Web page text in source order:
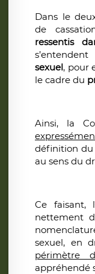
Dans le
de
ressentis
sexuel, pour
le cadre du
Ainsi, la
définition du
au sens du
Ce faisant,
nettement
sexuel, en
périmètre
appréhendé